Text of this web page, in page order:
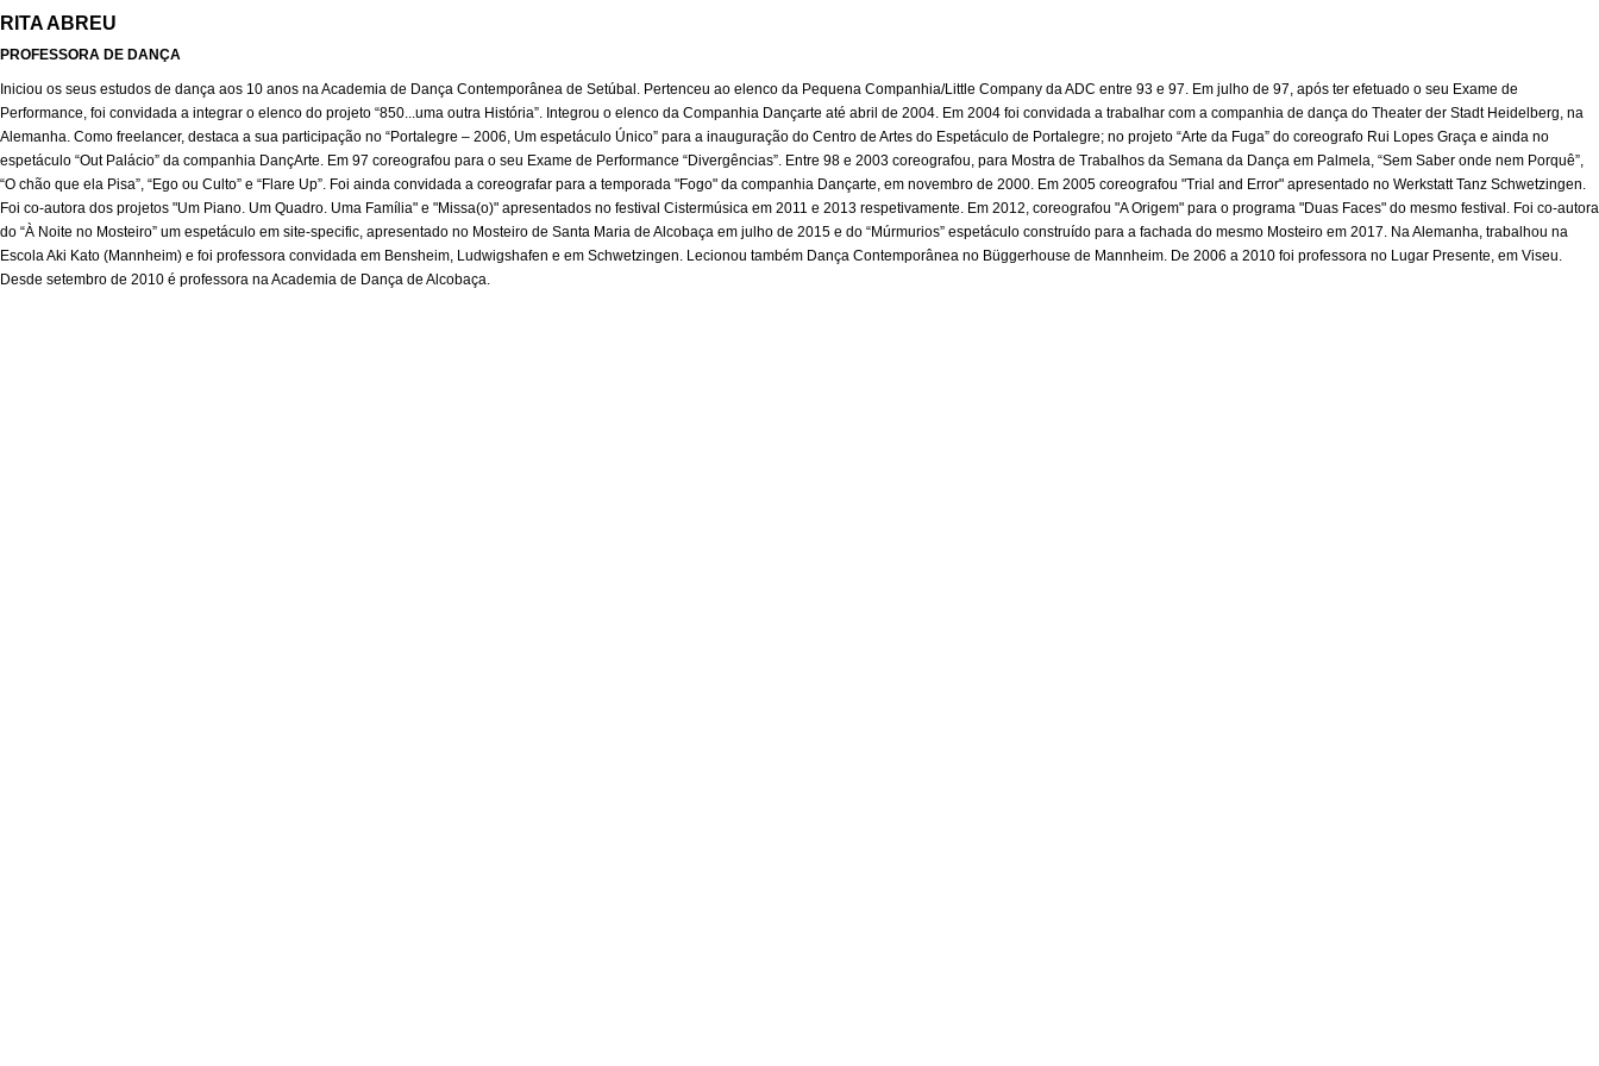
RITA ABREU
PROFESSORA DE DANÇA
Iniciou os seus estudos de dança aos 10 anos na Academia de Dança Contemporânea de Setúbal. Pertenceu ao elenco da Pequena Companhia/Little Company da ADC entre 93 e 97. Em julho de 97, após ter efetuado o seu Exame de
Performance, foi convidada a integrar o elenco do projeto “850...uma outra História”. Integrou o elenco da Companhia Dançarte até abril de 2004. Em 2004 foi convidada a trabalhar com a companhia de dança do Theater der Stadt Heidelberg, na
Alemanha. Como freelancer, destaca a sua participação no “Portalegre – 2006, Um espetáculo Único” para a inauguração do Centro de Artes do Espetáculo de Portalegre; no projeto “Arte da Fuga” do coreografo Rui Lopes Graça e ainda no
espetáculo “Out Palácio” da companhia DançArte. Em 97 coreografou para o seu Exame de Performance “Divergências”. Entre 98 e 2003 coreografou, para Mostra de Trabalhos da Semana da Dança em Palmela, “Sem Saber onde nem Porquê”,
“O chão que ela Pisa”, “Ego ou Culto” e “Flare Up”. Foi ainda convidada a coreografar para a temporada "Fogo" da companhia Dançarte, em novembro de 2000. Em 2005 coreografou "Trial and Error" apresentado no Werkstatt Tanz Schwetzingen.
Foi co-autora dos projetos "Um Piano. Um Quadro. Uma Família" e "Missa(o)" apresentados no festival Cistermúsica em 2011 e 2013 respetivamente. Em 2012, coreografou "A Origem" para o programa "Duas Faces" do mesmo festival. Foi co-autora
do “À Noite no Mosteiro” um espetáculo em site-specific, apresentado no Mosteiro de Santa Maria de Alcobaça em julho de 2015 e do “Múrmurios” espetáculo construído para a fachada do mesmo Mosteiro em 2017. Na Alemanha, trabalhou na
Escola Aki Kato (Mannheim) e foi professora convidada em Bensheim, Ludwigshafen e em Schwetzingen. Lecionou também Dança Contemporânea no Büggerhouse de Mannheim. De 2006 a 2010 foi professora no Lugar Presente, em Viseu.
Desde setembro de 2010 é professora na Academia de Dança de Alcobaça.